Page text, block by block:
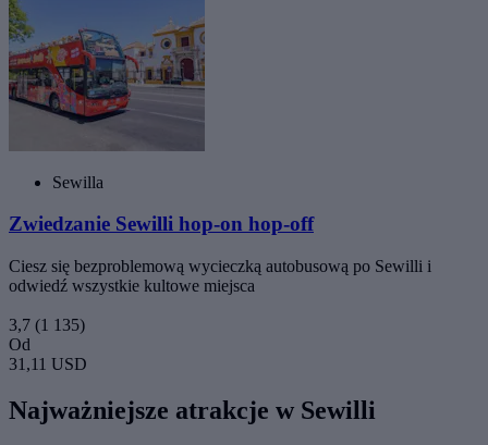
Sewilla
Zwiedzanie Sewilli hop-on hop-off
Ciesz się bezproblemową wycieczką autobusową po Sewilli i
odwiedź wszystkie kultowe miejsca
3,7 (1 135)
Od
31,11 USD
Najważniejsze atrakcje w Sewilli